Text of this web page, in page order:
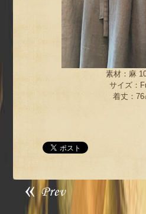
素材：麻
サイズ：
着丈：76